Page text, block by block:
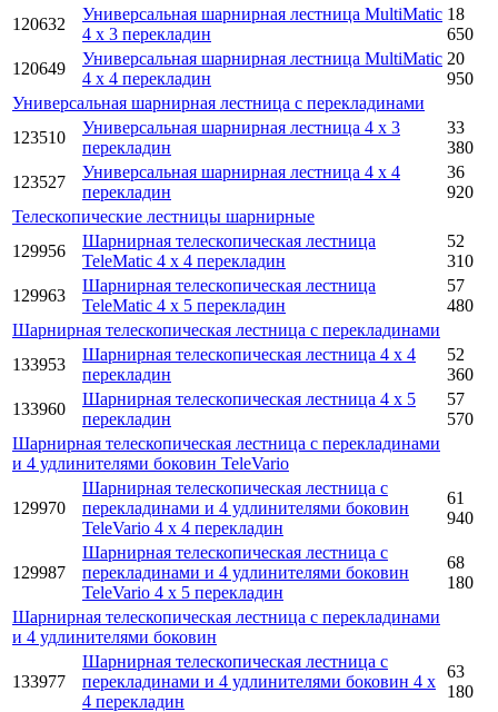
120632
Универсальная шарнирная лестница MultiMatic
4 x 3 перекладин
18
650
120649
Универсальная шарнирная лестница MultiMatic
4 x 4 перекладин
20
950
Универсальная шарнирная лестница с перекладинами
123510
Универсальная шарнирная лестница 4 x 3
перекладин
33
380
123527
Универсальная шарнирная лестница 4 x 4
перекладин
36
920
Телескопические лестницы шарнирные
129956
Шарнирная телескопическая лестница
TeleMatic 4 x 4 перекладин
52
310
129963
Шарнирная телескопическая лестница
TeleMatic 4 x 5 перекладин
57
480
Шарнирная телескопическая лестница с перекладинами
133953
Шарнирная телескопическая лестница 4 x 4
перекладин
52
360
133960
Шарнирная телескопическая лестница 4 x 5
перекладин
57
570
Шарнирная телескопическая лестница с перекладинами
и 4 удлинителями боковин TeleVario
129970
Шарнирная телескопическая лестница с
перекладинами и 4 удлинителями боковин
TeleVario 4 x 4 перекладин
61
940
129987
Шарнирная телескопическая лестница с
перекладинами и 4 удлинителями боковин
TeleVario 4 x 5 перекладин
68
180
Шарнирная телескопическая лестница с перекладинами
и 4 удлинителями боковин
133977
Шарнирная телескопическая лестница с
перекладинами и 4 удлинителями боковин 4 x
4 перекладин
63
180